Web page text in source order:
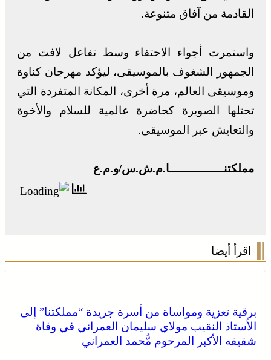
القادمة من آفاق متنوعة.
واستمرت أجواء الاحتفاء وسط تفاعل لافت من
الجمهور الشغوف بالموسيقى، ليؤكد مهرجان كناوة
وموسيقى العالم، مرة أخرى، المكانة المتفردة التي
تحتلها الصويرة كحاضرة عالمية للسلام والأخوة
والتعايش عبر الموسيقى.
مملكتنـــــــــــــــا.م.ش.س/و.م.ع
اقرأ أيضا
برقية تعزية ومواساة من أسرة جريدة “مملكتنا” إلى
الأستاذ النقيب مولاي سليمان العمراني في وفاة
شقيقه الأكبر المرحوم مُّحمد العمراني